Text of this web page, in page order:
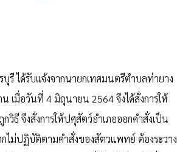
รี ได้รับแจ้งจากนายกเทศมนตรีตำบลท่ายาง
เมื่อวันที่ 4 มิถุนายน 2564 จึงได้สั่งการให้
ธี จึงสั่งการให้ปศุสัตว์อำเภอออกคำสั่งเป็น
ไม่ปฏิบัติตามคำสั่งของสัตวแพทย์ ต้องระวาง